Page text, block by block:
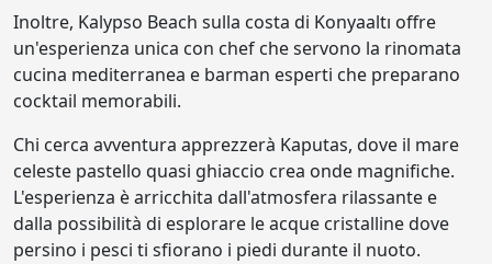
Inoltre, Kalypso Beach sulla costa di Konyaaltı offre
un'esperienza unica con chef che servono la rinomata
cucina mediterranea e barman esperti che preparano
cocktail memorabili.
Chi cerca avventura apprezzerà Kaputas, dove il mare
celeste pastello quasi ghiaccio crea onde magnifiche.
L'esperienza è arricchita dall'atmosfera rilassante e
dalla possibilità di esplorare le acque cristalline dove
persino i pesci ti sfiorano i piedi durante il nuoto.